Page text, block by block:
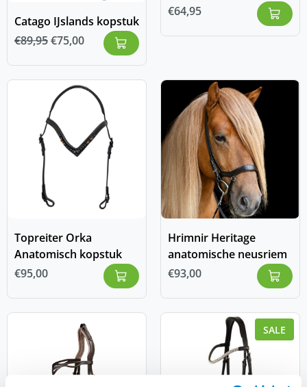
Catago IJslands kopstuk
€89,95€75,00
€64,95
Topreiter Orka
Anatomisch kopstuk
€95,00
Hrimnir Heritage
anatomische neusriem
€93,00
SALE